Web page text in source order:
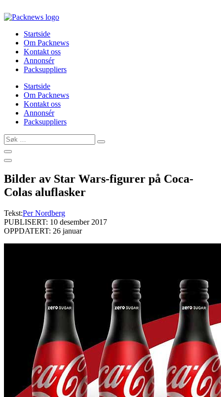
to
Startside
Om Packnews
Kontakt oss
Annonsér
Packsuppliers
Startside
Om Packnews
Kontakt oss
Annonsér
Packsuppliers
Søk
…
Bilder av Star Wars-figurer på Coca-
Colas aluflasker
Tekst:Per Nordberg
PUBLISERT: 10 desember 2017
OPPDATERT: 26 januar